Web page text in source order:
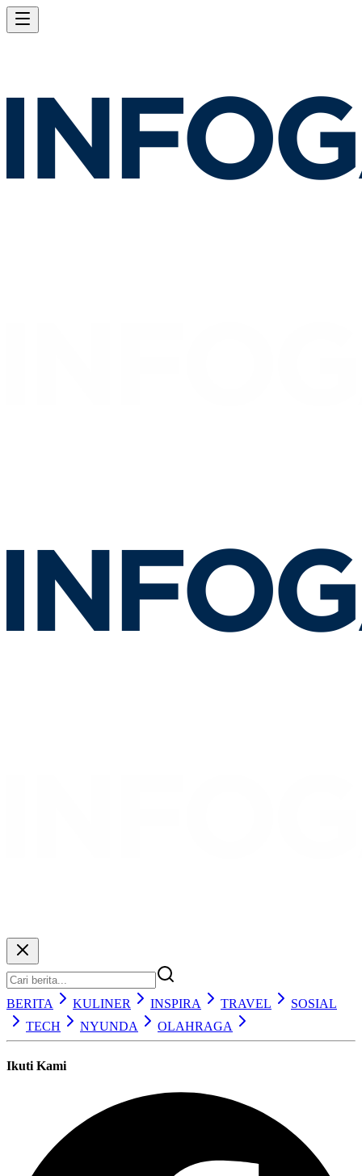
BERITA KULINER INSPIRA TRAVEL
SOSIAL
TECH
NYUNDA OLAHRAGA
Ikuti Kami